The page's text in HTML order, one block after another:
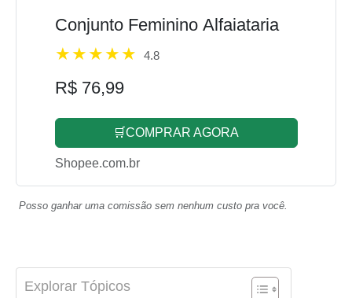
Conjunto Feminino Alfaiataria
4.8
R$ 76,99
🛒COMPRAR AGORA
Shopee.com.br
Posso ganhar uma comissão sem nenhum custo pra você.
Explorar Tópicos